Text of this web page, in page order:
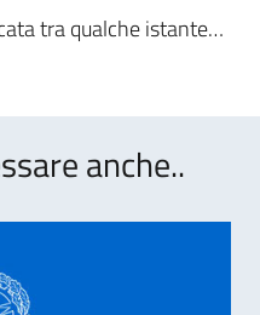
tra qualche istante…
anche..